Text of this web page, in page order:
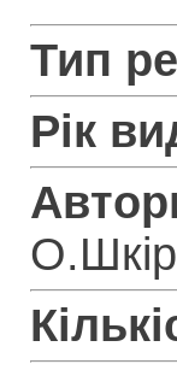
Тип
Рік